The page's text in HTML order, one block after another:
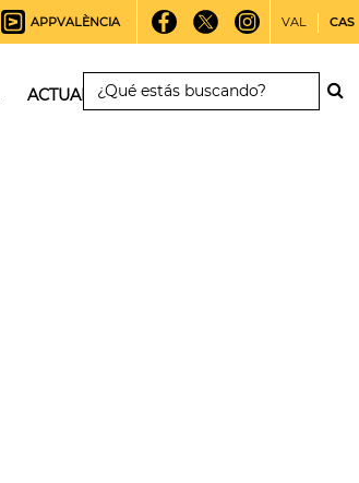
APPVALÈNCIA VAL CAS
ACTUALIDAD